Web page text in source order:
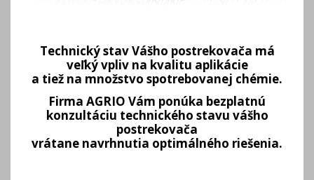
Technický stav Vášho postrekovača má
veľký vpliv na kvalitu aplikácie
a tiež na množstvo spotrebovanej chémie.
Firma AGRIO Vám ponúka bezplatnú
konzultáciu technického stavu vášho
postrekovača
vrátane navrhnutia optimálného riešenia.